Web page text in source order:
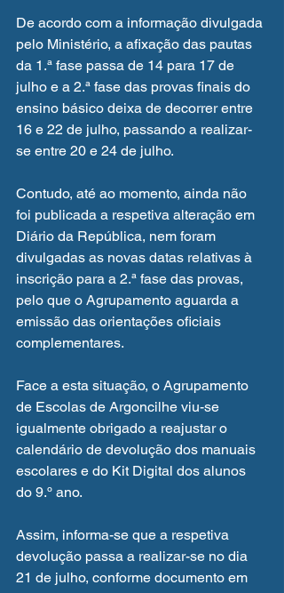
De acordo com a informação divulgada
pelo Ministério, a afixação das pautas
da 1.ª fase passa de 14 para 17 de
julho e a 2.ª fase das provas finais do
ensino básico deixa de decorrer entre
16 e 22 de julho, passando a realizar-
se entre 20 e 24 de julho.
Contudo, até ao momento, ainda não
foi publicada a respetiva alteração em
Diário da República, nem foram
divulgadas as novas datas relativas à
inscrição para a 2.ª fase das provas,
pelo que o Agrupamento aguarda a
emissão das orientações oficiais
complementares.
Face a esta situação, o Agrupamento
de Escolas de Argoncilhe viu-se
igualmente obrigado a reajustar o
calendário de devolução dos manuais
escolares e do Kit Digital dos alunos
do 9.º ano.
Assim, informa-se que a respetiva
devolução passa a realizar-se no dia
21 de julho, conforme documento em